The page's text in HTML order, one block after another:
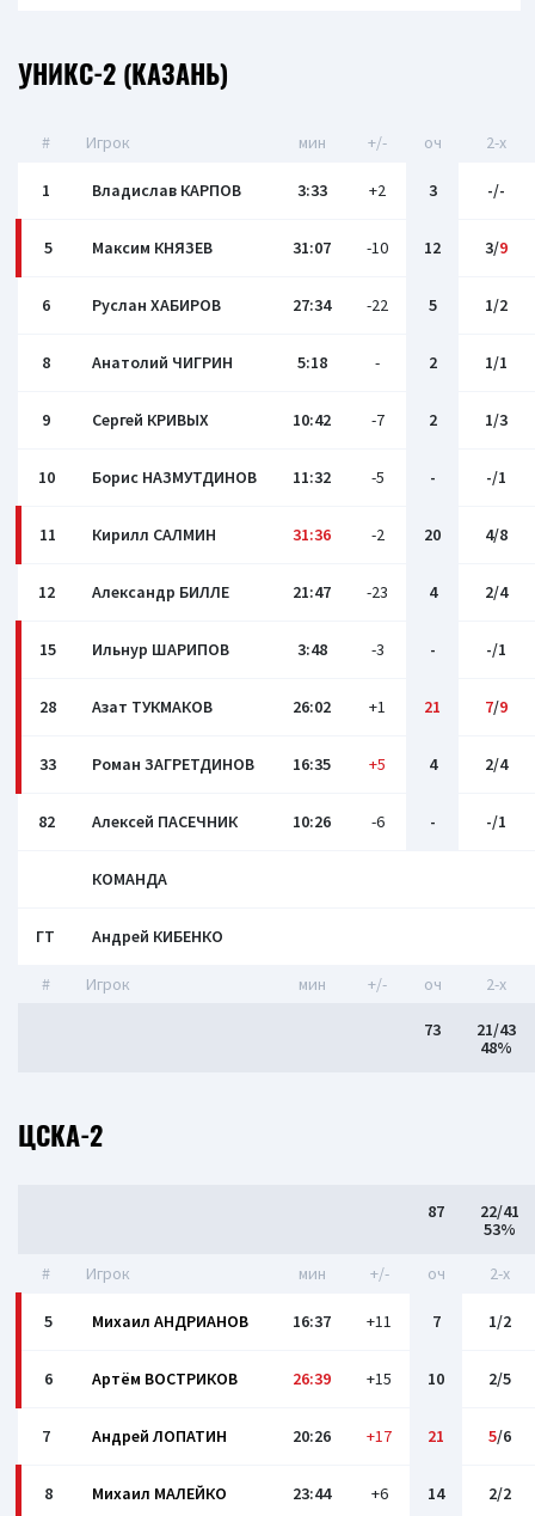
УНИКС-2 (КАЗАНЬ)
# Игрок мин +/- оч 2-x
1 Владислав КАРПОВ 3:33 +2 3 -/-
5 Максим КНЯЗЕВ 31:07 -10 12 3/9
6 Руслан ХАБИРОВ 27:34 -22 5 1/2
8 Анатолий ЧИГРИН 5:18 - 2 1/1
9 Сергей КРИВЫХ 10:42 -7 2 1/3
10 Борис НАЗМУТДИНОВ 11:32 -5 - -/1
11 Кирилл САЛМИН 31:36 -2 20 4/8
12 Александр БИЛЛЕ 21:47 -23 4 2/4
15 Ильнур ШАРИПОВ 3:48 -3 - -/1
28 Азат ТУКМАКОВ 26:02 +1 21 7/9
33 Роман ЗАГРЕТДИНОВ 16:35 +5 4 2/4
82 Алексей ПАСЕЧНИК 10:26 -6 - -/1
КОМАНДА
ГТ Андрей КИБЕНКО
# Игрок мин +/- оч 2-x
73
21/43
48%
ЦСКА-2
87
22/41
53%
# Игрок мин +/- оч 2-x
5 Михаил АНДРИАНОВ 16:37 +11 7 1/2
6 Артём ВОСТРИКОВ 26:39 +15 10 2/5
7 Андрей ЛОПАТИН 20:26 +17 21 5/6
8 Михаил МАЛЕЙКО 23:44 +6 14 2/2